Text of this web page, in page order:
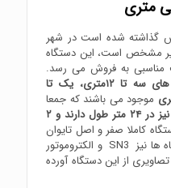
گذاشته شده است در شهر
مشخص است، این دستگاه
مناسبی به فروش می رسد.
نوار های عرض ۶۰ که در طول های سه تا ۱۲متری، یک تا
موجود می باشند که جمعا
نوار عرض ۱۰۰ نیز در ۲۴ متر طول دارند و ۲
کاملا صفر و اصل تایوان
می باشد. مدل گیربکس این دستگاه ها نیز SN3 و الکتروموتور
از این دستگاه آورده